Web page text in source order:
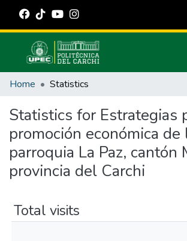
Communities & Collections
Estadísticas Externas
Manuales
Home Statistics
Statistics for Estrategias
promoción económica de
parroquia La Paz, cantón
provincia del Carchi
Total visits